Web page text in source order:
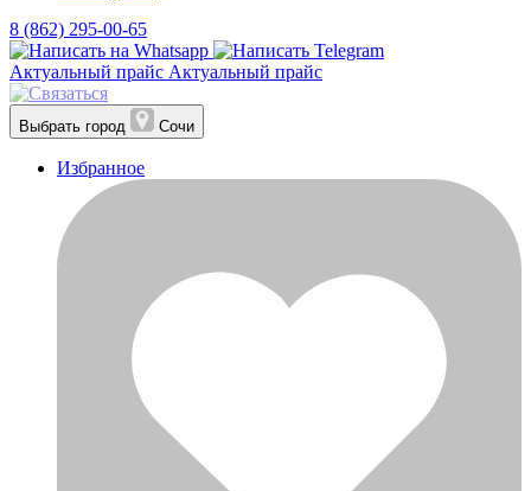
8 (862) 295-00-65
Актуальный прайс Актуальный прайс
Выбрать город Сочи
Избранное